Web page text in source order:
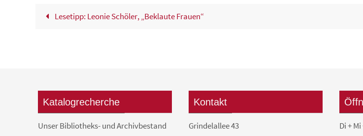
Lesetipp: Leonie Schöler, „Beklaute Frauen“
Katalogrecherche
Unser Bibliotheks- und Archivbestand
Kontakt
Grindelallee 43
Di +